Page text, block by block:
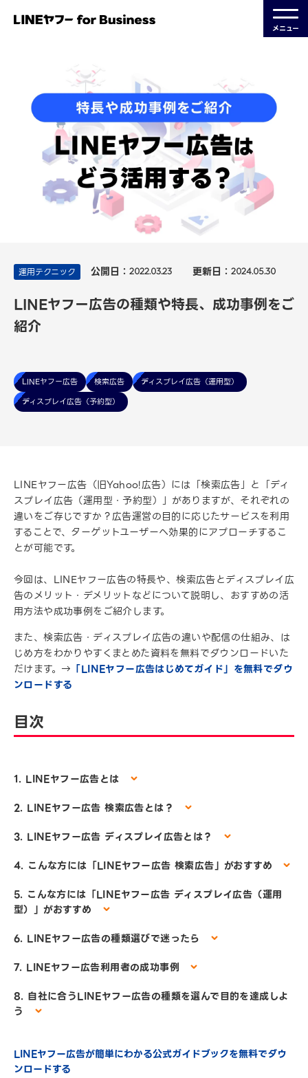
メニュー
運用テクニック 公開日： 2022.03.23 更新日： 2024.05.30
LINEヤフー広告の種類や特長、成功事例をご
紹介
LINEヤフー広告 検索広告
ディスプレイ広告（運用型）
ディスプレイ広告（予約型）
LINEヤフー広告（旧Yahoo!広告）には「検索広告」と「ディ
スプレイ広告（運用型・予約型）」がありますが、それぞれの
違いをご存じですか？広告運営の目的に応じたサービスを利用
することで、ターゲットユーザーへ効果的にアプローチするこ
とが可能です。
今回は、LINEヤフー広告の特長や、検索広告とディスプレイ広
告のメリット・デメリットなどについて説明し、おすすめの活
用方法や成功事例をご紹介します。
また、検索広告・ディスプレイ広告の違いや配信の仕組み、は
じめ方をわかりやすくまとめた資料を無料でダウンロードいた
だけます。→ 「LINEヤフー広告はじめてガイド」を無料でダウ
ンロードする
目次
1. LINEヤフー広告とは
2. LINEヤフー広告 検索広告とは？
3. LINEヤフー広告 ディスプレイ広告とは？
4. こんな方には「LINEヤフー広告 検索広告」がおすすめ
5. こんな方には「LINEヤフー広告 ディスプレイ広告（運用
型）」がおすすめ
6. LINEヤフー広告の種類選びで迷ったら
7. LINEヤフー広告利用者の成功事例
8. 自社に合うLINEヤフー広告の種類を選んで目的を達成しよ
う
LINEヤフー広告が簡単にわかる公式ガイドブックを無料でダウ
ンロードする